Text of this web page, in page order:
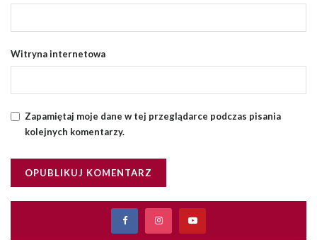
Witryna internetowa
Zapamiętaj moje dane w tej przeglądarce podczas pisania
kolejnych komentarzy.